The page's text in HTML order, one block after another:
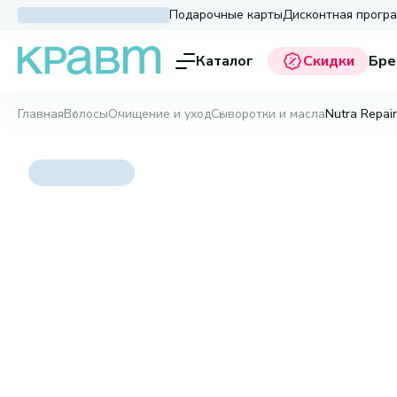
Подарочные картыДисконтная
Каталог Скидки
ГлавнаяВолосыОчищение и уходСыворотки и маслаNutra